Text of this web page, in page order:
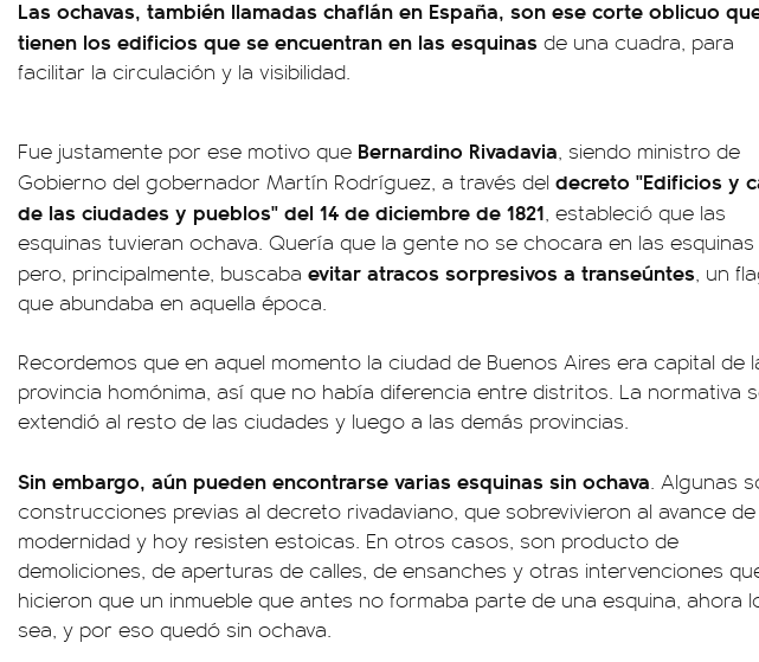
Las ochavas, también llamadas chaflán en España, son ese corte oblicuo
tienen los edificios que se encuentran en las esquinas de una cuadra, para
facilitar la circulación y la visibilidad.
Fue justamente por ese motivo que Bernardino Rivadavia, siendo ministro de
Gobierno del gobernador Martín Rodríguez, a través del decreto "Edificios y
de las ciudades y pueblos" del 14 de diciembre de 1821, estableció que las
esquinas tuvieran ochava. Quería que la gente no se chocara en las esquinas
pero, principalmente, buscaba evitar atracos sorpresivos a transeúntes, un
que abundaba en aquella época.
Recordemos que en aquel momento la ciudad de Buenos Aires era capital de
provincia homónima, así que no había diferencia entre distritos. La normativa
extendió al resto de las ciudades y luego a las demás provincias.
Sin embargo, aún pueden encontrarse varias esquinas sin ochava. Algunas
construcciones previas al decreto rivadaviano, que sobrevivieron al avance de
modernidad y hoy resisten estoicas. En otros casos, son producto de
demoliciones, de aperturas de calles, de ensanches y otras intervenciones
hicieron que un inmueble que antes no formaba parte de una esquina, ahora
sea, y por eso quedó sin ochava.